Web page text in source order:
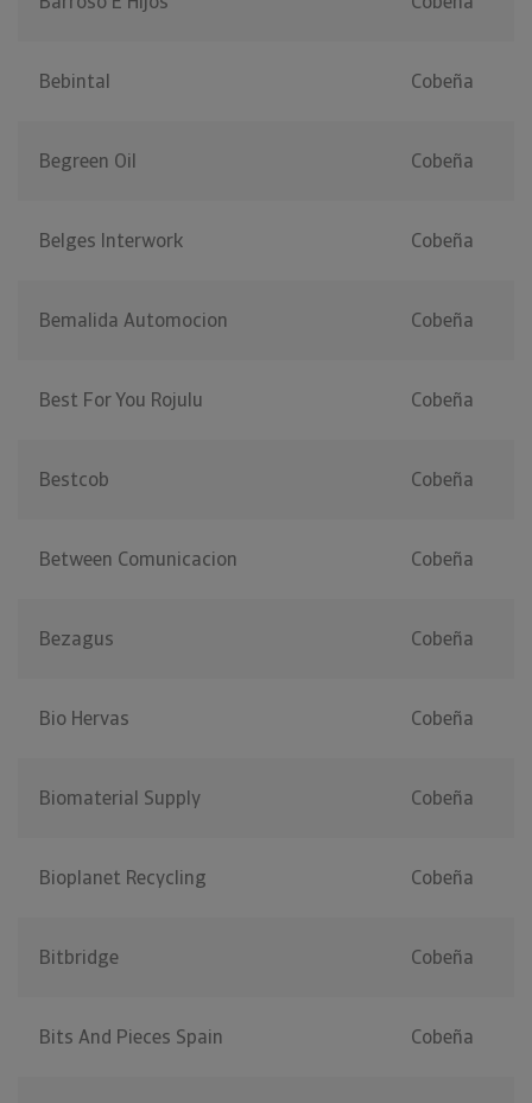
Bebintal Cobeña
Begreen Oil Cobeña
Belges Interwork Cobeña
Bemalida Automocion Cobeña
Best For You Rojulu Cobeña
Bestcob Cobeña
Between Comunicacion Cobeña
Bezagus Cobeña
Bio Hervas Cobeña
Biomaterial Supply Cobeña
Bioplanet Recycling Cobeña
Bitbridge Cobeña
Bits And Pieces Spain Cobeña